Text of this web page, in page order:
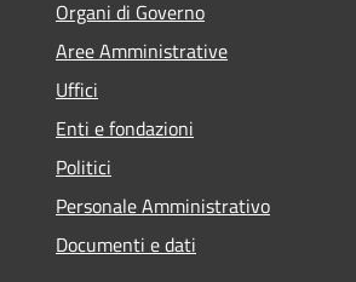
Organi di Governo
Aree Amministrative
Uffici
Enti e fondazioni
Politici
Personale Amministrativo
Documenti e dati